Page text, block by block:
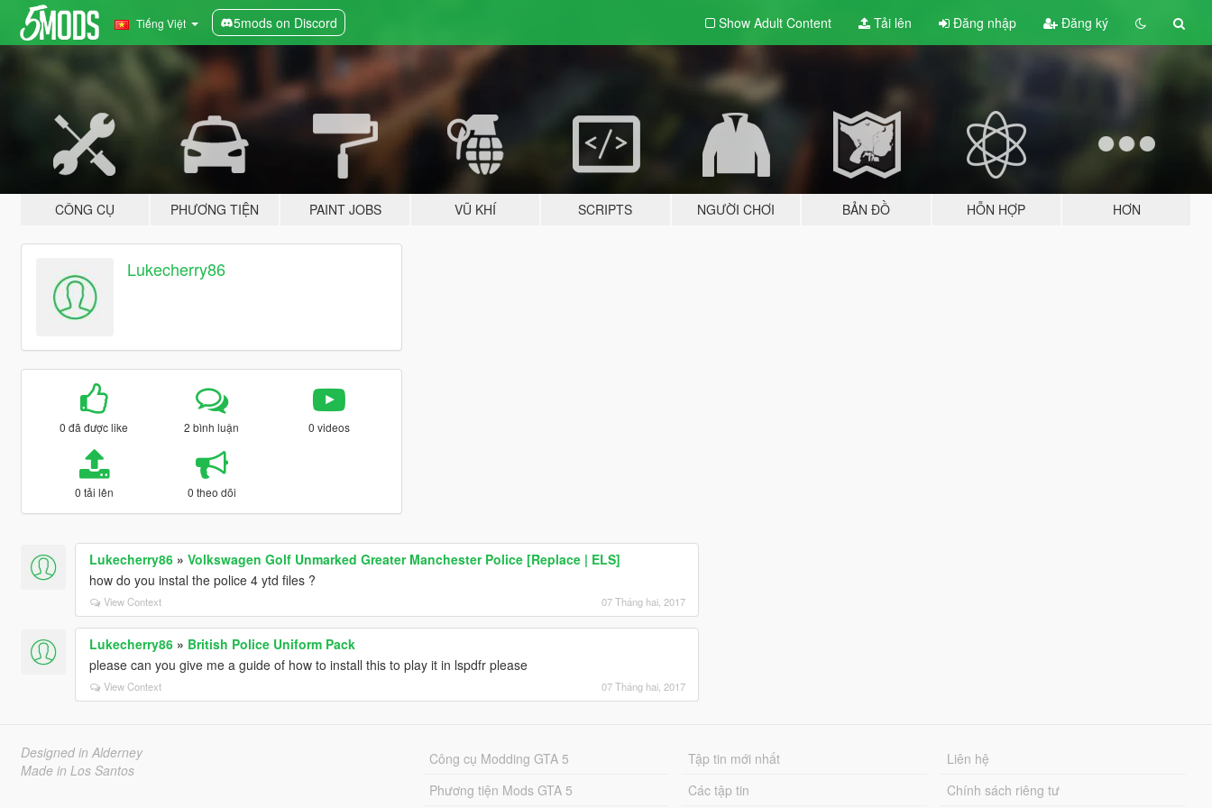
Tiếng Việt 5mods on Discord Show Adult Content Tải lên Đăng nhập Đăng ký
CÔNG CỤ PHƯƠNG TIỆN PAINT JOBS VŨ KHÍ SCRIPTS NGƯỜI CHƠI BẢN ĐỒ HỖN HỢP HƠN
Lukecherry86
0 đã được like 2 bình luận 0 videos
0 tải lên 0 theo dõi
Lukecherry86» Volkswagen Golf Unmarked Greater Manchester Police [Replace | ELS]
how do you instal the police 4 ytd files ?
View Context 07 Tháng hai, 2017
Lukecherry86» British Police Uniform Pack
please can you give me a guide of how to install this to play it in lspdfr please
View Context 07 Tháng hai, 2017
Designed in Alderney
Made in Los Santos
Công cụ Modding GTA 5
Phương tiện Mods GTA 5
Tập tin mới nhất
Các tập tin
Liên hệ
Chính sách riêng tư